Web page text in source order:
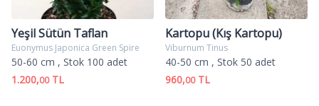
Yeşil Sütün Taflan
Euonymus Japonica Green Spire
50-60 cm , Stok 100 adet
1.200,00TL
Kartopu (Kış Kartopu)
Viburnum Tinus
40-50 cm , Stok 50 adet
960,00TL